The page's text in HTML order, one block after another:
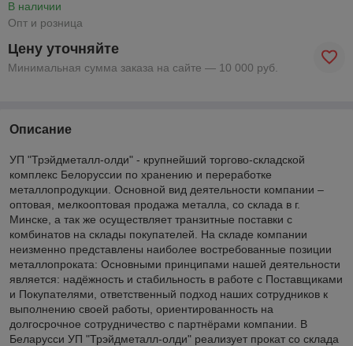
В наличии
Опт и розница
Цену уточняйте
Минимальная сумма заказа на сайте — 10 000 руб.
Описание
УП "Трэйдметалл-олди" - крупнейший торгово-складской
комплекс Белоруссии по хранению и переработке
металлопродукции. Основной вид деятельности компании –
оптовая, мелкооптовая продажа металла, со склада в г.
Минске, а так же осуществляет транзитные поставки с
комбинатов на склады покупателей. На складе компании
неизменно представлены наиболее востребованные позиции
металлопроката: Основными принципами нашей деятельности
является: надёжность и стабильность в работе с Поставщиками
и Покупателями, ответственный подход наших сотрудников к
выполнению своей работы, ориентированность на
долгосрочное сотрудничество с партнёрами компании. В
Беларусси УП "Трэйдметалл-олди" реализует прокат со склада